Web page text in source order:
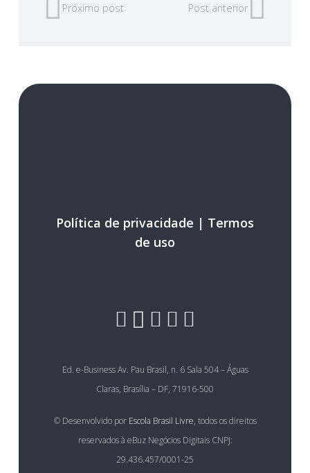
Próximo post Post anterior
Política de privacidade | Termos
de uso
Ed. e-Business Av. Pau Brasil, n. 6 Sala 504 – Águas
Claras, Brasília – DF, 71916-500
© Desenvolvido por Escola Brasil Livre, todos os direitos
reservados à eBuz Negócios Digitais CNPJ:
29.436.457/0001-25